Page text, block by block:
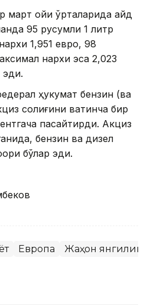
март ойи ўрталарида қайд
95 русумли 1 литр
1,951 евро, 98
нархи эса 2,023
эди.
ҳукумат бензин (ва
солиғини вақтинча бир
пасайтирди. Акциз
бензин ва дизел
бўлар эди.
Европа Жаҳон